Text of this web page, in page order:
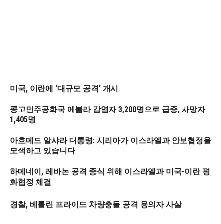
미국, 이란에 ‘대규모 공격’ 개시
콩고민주공화국 에볼라 감염자 3,200명으로 급증, 사망자
1,405명
아흐메드 알샤라 대통령: 시리아가 이스라엘과 안보협정을
모색하고 있습니다
하메네이, 레바논 공격 종식 위해 이스라엘과 미국-이란 평
화협정 체결
경찰, 베를린 프라이드 차량충돌 공격 용의자 사살